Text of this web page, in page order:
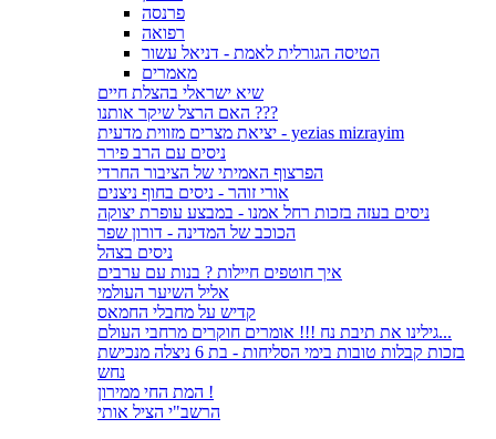
פרנסה
רפואה
הטיסה הגורלית לאמת - דניאל עשור
מאמרים
שיא ישראלי בהצלת חיים
האם הרצל שיקר אותנו ???
יציאת מצרים מזווית מדעית - yezias mizrayim
ניסים עם הרב פירר
הפרצוף האמיתי של הציבור החרדי
אורי זוהר - ניסים בחוף ניצנים
ניסים בעזה בזכות רחל אמנו - במבצע עופרת יצוקה
הכוכב של המדינה - דורון שפר
ניסים בצהל
איך חוטפים חיילות ? בנות עם ערבים
אליל השיער העולמי
קדיש על מחבלי החמאס
גילינו את תיבת נח !!! אומרים חוקרים מרחבי העולם...
בזכות קבלות טובות בימי הסליחות - בת 6 ניצלה מנכישת
נחש
המת החי ממירון !
הרשב"י הציל אותי